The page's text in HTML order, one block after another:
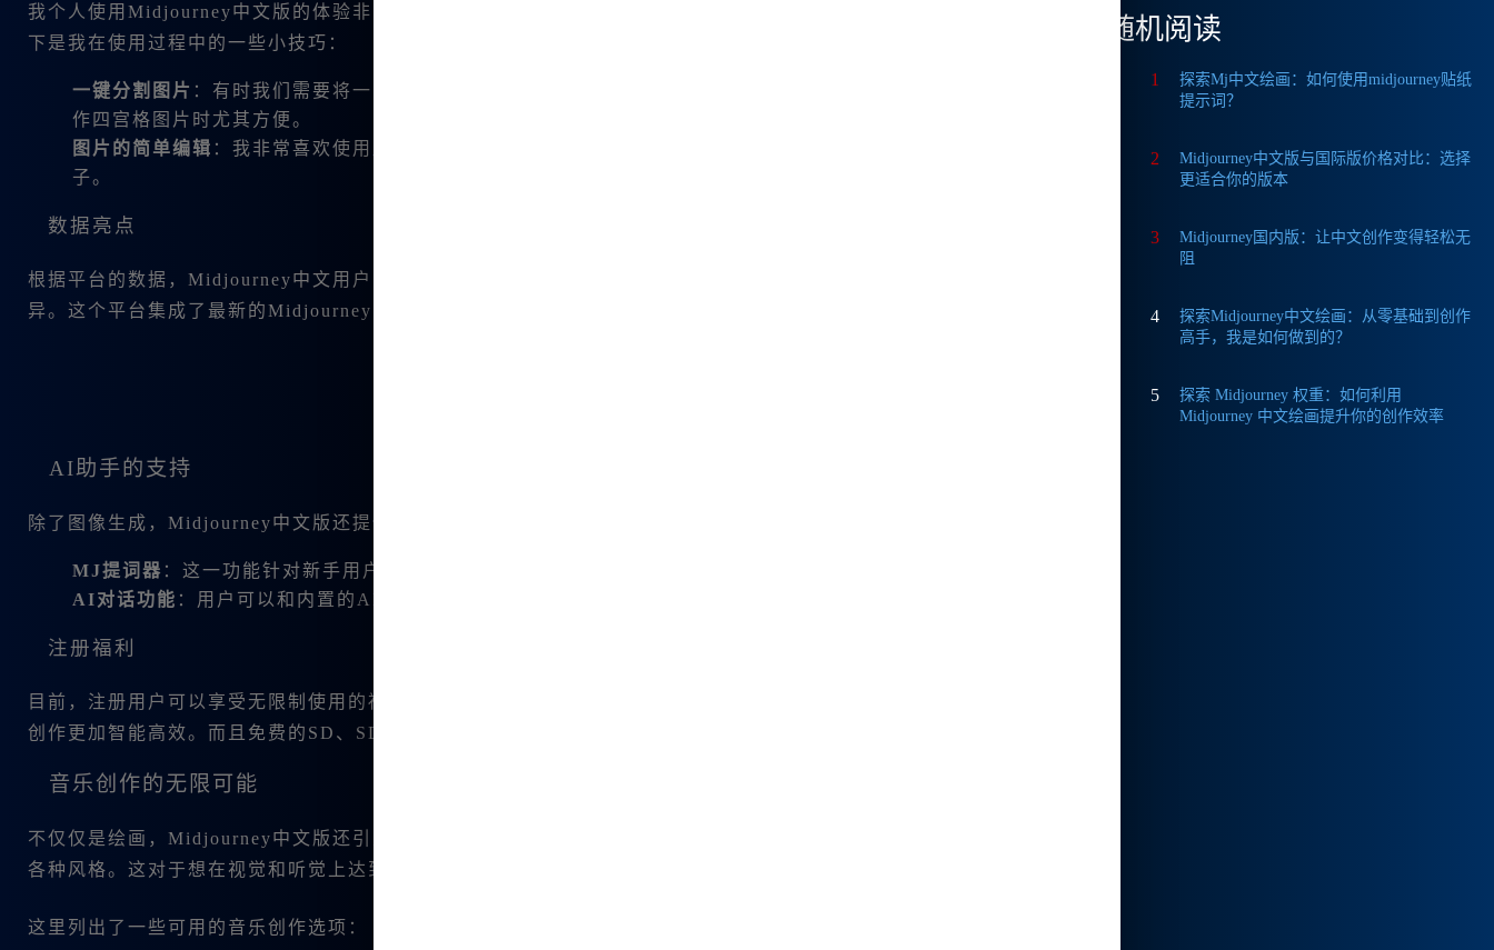
我个人使用Midjourney中文版的体验非常流畅。尤其是在没有网络障碍的情况下，我可以畅快地进行各种创作，以
下是我在使用过程中的一些小技巧：
一键分割图片 ：有时我们需要将一张大图分割成四张小图，而Midjourney中文版提供了一键分割功能，这在制
作四宫格图片时尤其方便。
图片的简单编辑 ：我非常喜欢使用局部重绘功能，它让我能够专注于细节，确保每一幅作品都是我想要的样
子。
数据亮点
根据平台的数据，Midjourney中文用户的满意度达到了90%以上，尤其在图形处理速度和图片质量方面表现极为优
异。这个平台集成了最新的Midjourney V6.1和niji6版本，与Stable-diffusion绘图和dalle-3最新版本完美融合。
AI助手的支持
除了图像生成，Midjourney中文版还提供了许多辅助功能，其中包括：
MJ提词器 ：这一功能针对新手用户特别友好，可以帮助用户找到创作灵感。
AI对话功能 ：用户可以和内置的AI进行无限次数的对话，大大提升了创作效率。
注册福利
目前，注册用户可以享受无限制使用的福利。注册后，您可以体验到包括GPT-4O在内的多种优秀AI模型，让您的
创作更加智能高效。而且免费的SD、SDXL绘画模型也在等你来尝试。
音乐创作的无限可能
不仅仅是绘画，Midjourney中文版还引入了前所未有的AI音乐生成功能。你可以根据自己的需求制作音乐，适用于
各种风格。这对于想在视觉和听觉上达到同步的创作者来说，是一个极佳的选择。
这里列出了一些可用的音乐创作选项：
随机阅读
1
探索Mj中文绘画：如何使用midjourney贴纸
提示词？
2
Midjourney中文版与国际版价格对比：选择
更适合你的版本
3
Midjourney国内版：让中文创作变得轻松无
阻
4
探索Midjourney中文绘画：从零基础到创作
高手，我是如何做到的？
5
探索 Midjourney 权重：如何利用
Midjourney 中文绘画提升你的创作效率